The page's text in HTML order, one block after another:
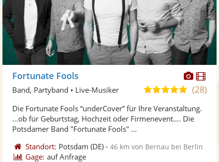
Fotos
Fortunate Fools
5,0
5
(28)
Band, Partyband • Live-Musiker
Die Fortunate Fools “underCover” für Ihre Veranstaltung.
…ob für Geburtstag, Hochzeit oder Firmenevent…. Die
Potsdamer Band "Fortunate Fools" ...
Standort: Potsdam (DE) -46 km von Bernau bei Berlin
Gage: auf Anfrage